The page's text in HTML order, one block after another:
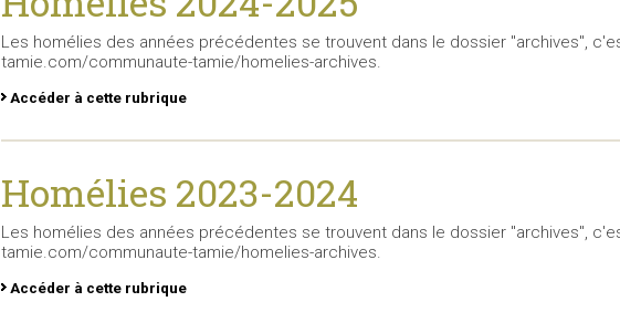
Les homélies des années précédentes se trouvent dans le dossier "archives",
tamie.com/communaute-tamie/homelies-archives.
Accéder à cette rubrique
Homélies 2023-2024
Les homélies des années précédentes se trouvent dans le dossier "archives",
tamie.com/communaute-tamie/homelies-archives.
Accéder à cette rubrique